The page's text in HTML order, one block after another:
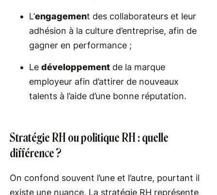
L’engagement des collaborateurs et leur
adhésion à la culture d’entreprise, afin de
gagner en performance ;
Le développement de la marque
employeur afin d’attirer de nouveaux
talents à l’aide d’une bonne réputation.
Stratégie RH ou politique RH : quelle
différence ?
On confond souvent l’une et l’autre, pourtant il
existe une nuance. La stratégie RH représente